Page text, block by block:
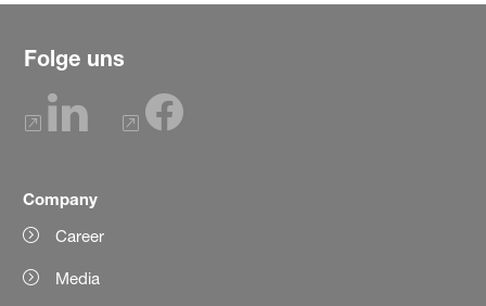
Folge uns
Company
Career
Media